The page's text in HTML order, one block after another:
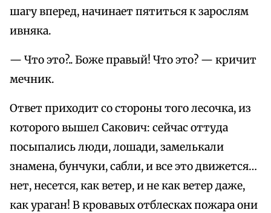
шагу вперед, начинает пятиться к зарослям
ивняка.
— Что это?.. Боже правый! Что это? — кричит
мечник.
Ответ приходит со стороны того лесочка, из
которого вышел Сакович: сейчас оттуда
посыпались люди, лошади, замелькали
знамена, бунчуки, сабли, и все это движется…
нет, несется, как ветер, и не как ветер даже,
как ураган! В кровавых отблесках пожара они